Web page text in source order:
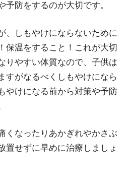
予防をするのが大切です。
、しもやけにならないために
保温をすること！これが大切
りやすい体質なので、子供は
すがなるべくしもやけになら
やけになる前から対策や予防
くなったりあかぎれやかさぶ
置せずに早めに治療しましょ